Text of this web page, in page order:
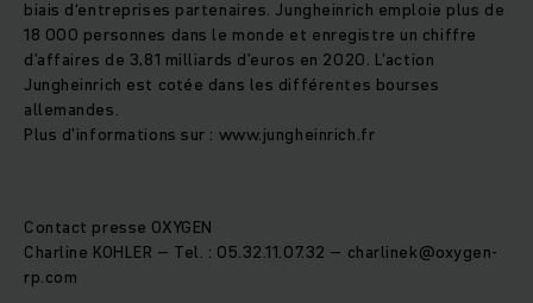
biais d‘entreprises partenaires. Jungheinrich emploie plus de
18 000 personnes dans le monde et enregistre un chiffre
d’affaires de 3,81 milliards d’euros en 2020. L’action
Jungheinrich est cotée dans les différentes bourses
allemandes.
Plus d’informations sur : www.jungheinrich.fr
Contact presse OXYGEN
Charline KOHLER – Tel. : 05.32.11.07.32 – charlinek@oxygen-
rp.com